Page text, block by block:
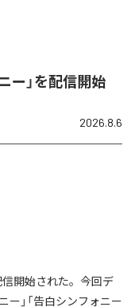
ー」を配信開始
2026.8.6
信開始された。今回デ
ー」「告白シンフォニー